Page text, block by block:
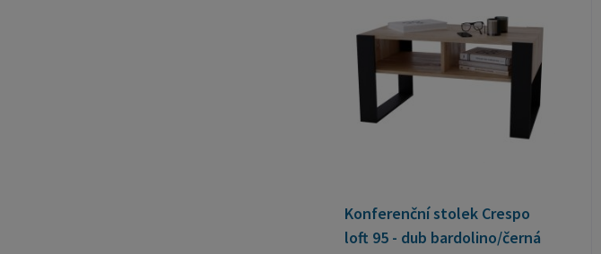
Konferenční stolek Crespo
loft 95 - dub bardolino/černá